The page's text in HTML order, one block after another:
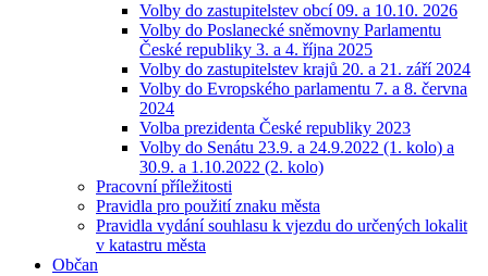
Volby do zastupitelstev obcí 09. a 10.10. 2026
Volby do Poslanecké sněmovny Parlamentu
České republiky 3. a 4. října 2025
Volby do zastupitelstev krajů 20. a 21. září 2024
Volby do Evropského parlamentu 7. a 8. června
2024
Volba prezidenta České republiky 2023
Volby do Senátu 23.9. a 24.9.2022 (1. kolo) a
30.9. a 1.10.2022 (2. kolo)
Pracovní příležitosti
Pravidla pro použití znaku města
Pravidla vydání souhlasu k vjezdu do určených lokalit
v katastru města
Občan